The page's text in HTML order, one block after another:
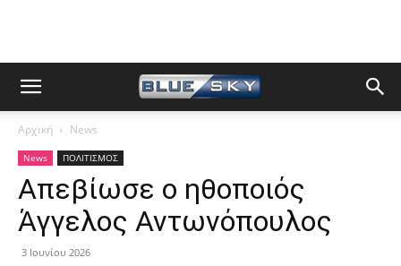
Αρχική News
News ΠΟΛΙΤΙΣΜΟΣ
Απεβίωσε ο ηθοποιός
Άγγελος Αντωνόπουλος
3 Ιουνίου 2026